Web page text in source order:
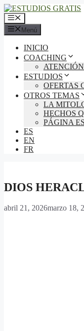
Saltar
al
contenido
Menú
Menú
INICIO
COACHING
ESTUDIOS
OFERTAS
OTROS TEMAS
LA
HECHOS
PÁGINA
ES
EN
FR
DIOS
abril 21, 2026marzo 18,